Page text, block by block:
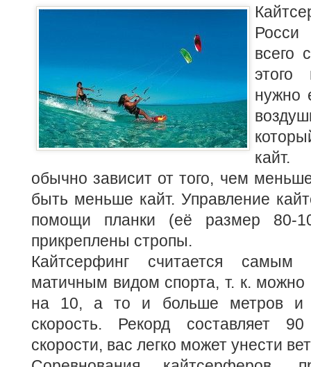
всего
нужно
кайт.
обычно зависит от того, чем
быть меньше кайт. Управление
помощи планки (её размер 80-
прикреплены стропы.
Кайтсерфинг считается
матичным видом спорта, т. к. можно
на 10, а то и больше метров и
скорость. Рекорд составляет
скорости, вас легко может унести